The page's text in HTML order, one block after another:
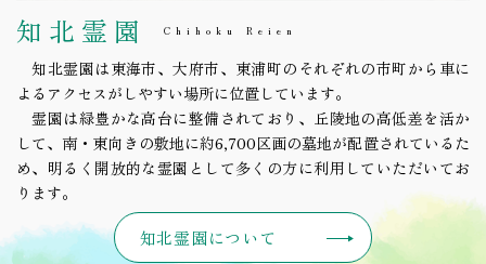
知北霊園 Chihoku Reien
知北霊園は東海市、大府市、東浦町のそれぞれの市町から車に
よるアクセスがしやすい場所に位置しています。
霊園は緑豊かな高台に整備されており、丘陵地の高低差を活か
して、南・東向きの敷地に約6,700区画の墓地が配置されているた
め、明るく開放的な霊園として多くの方に利用していただいてお
ります。
知北霊園について